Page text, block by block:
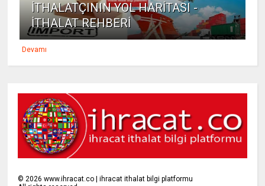
İTHALATÇININ YOL HARİTASI -
İTHALAT REHBERİ
Devamı
©2026 www.ihracat.co | ihracat ithalat bilgi platformu